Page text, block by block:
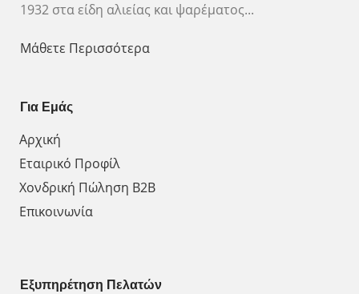
1932 στα είδη αλιείας και ψαρέματος...
Μάθετε Περισσότερα
Για Εμάς
Αρχική
Εταιρικό Προφίλ
Χονδρική Πώληση Β2Β
Επικοινωνία
Εξυπηρέτηση Πελατών